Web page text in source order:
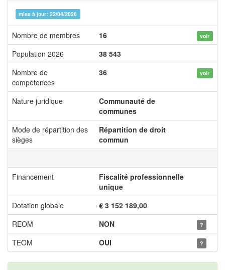
mise à jour: 22/04/2026
Nombre de membres 16 voir
Population 2026
38 543
Nombre de
compétences
36 voir
Nature juridique
Communauté de
communes
Mode de répartition des
sièges
Répartition de droit
commun
Financement
Fiscalité professionnelle
unique
Dotation globale
€ 3 152 189,00
REOM
NON ?
TEOM OUI ?